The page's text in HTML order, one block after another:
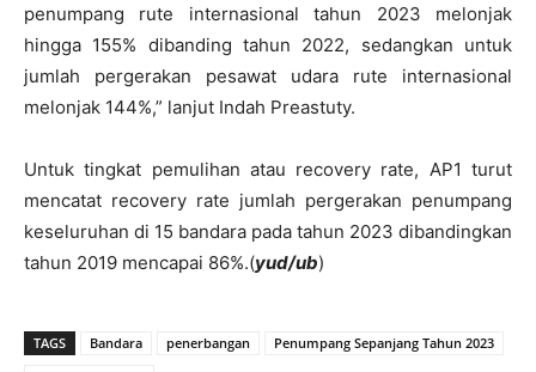
penumpang rute internasional tahun 2023 melonjak
hingga 155% dibanding tahun 2022, sedangkan untuk
jumlah pergerakan pesawat udara rute internasional
melonjak 144%,” lanjut Indah Preastuty.
Untuk tingkat pemulihan atau recovery rate, AP1 turut
mencatat recovery rate jumlah pergerakan penumpang
keseluruhan di 15 bandara pada tahun 2023 dibandingkan
tahun 2019 mencapai 86%.(yud/ub)
TAGS Bandara penerbangan
Penumpang Sepanjang Tahun 2023